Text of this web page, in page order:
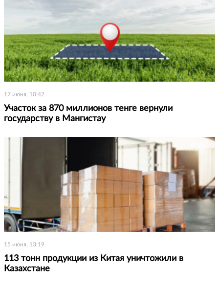
17 июня, 10:42
Участок за 870 миллионов тенге вернули
государству в Мангистау
15 июня, 13:19
113 тонн продукции из Китая уничтожили в
Казахстане